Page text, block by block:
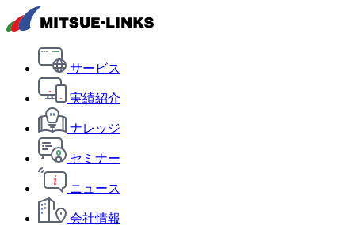
サービス
実績紹介
ナレッジ
セミナー
ニュース
会社情報